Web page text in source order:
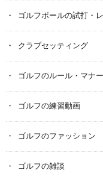
ゴルフボールの試打・
クラブセッティング
ゴルフのルール・マナー
ゴルフの練習動画
ゴルフのファッション
ゴルフの雑談